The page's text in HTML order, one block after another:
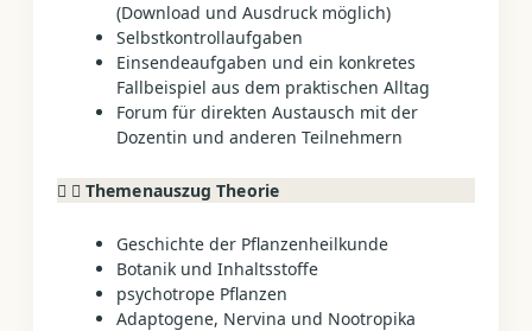
(Download und Ausdruck möglich)
Selbstkontrollaufgaben
Einsendeaufgaben und ein konkretes
Fallbeispiel aus dem praktischen Alltag
Forum für direkten Austausch mit der
Dozentin und anderen Teilnehmern
Themenauszug Theorie
Geschichte der Pflanzenheilkunde
Botanik und Inhaltsstoffe
psychotrope Pflanzen
Adaptogene, Nervina und Nootropika